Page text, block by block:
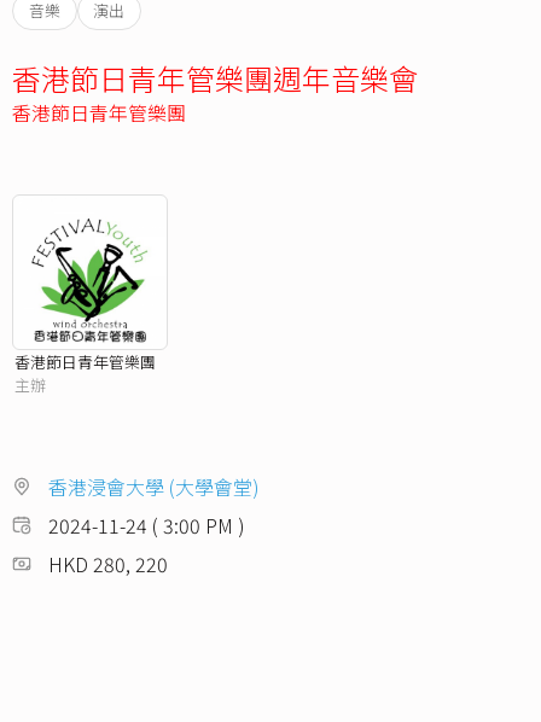
音樂 演出
香港節日青年管樂團週年音樂會
香港節日青年管樂團
香港節日青年管樂團
主辦
香港浸會大學 (大學會堂)
2024-11-24 ( 3:00 PM )
HKD 280, 220